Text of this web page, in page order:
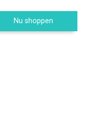
Nu shoppen